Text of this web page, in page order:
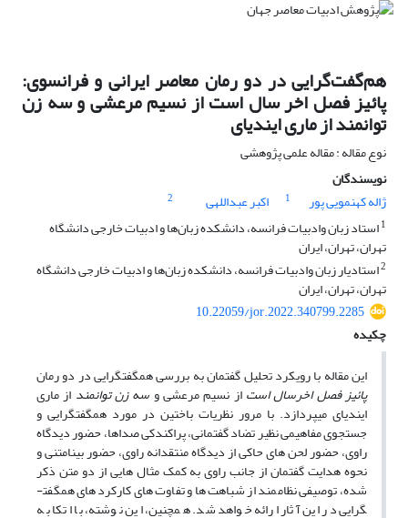
هم‌گفت‌گرایی در دو رمان معاصر ایرانی و فرانسوی:
پائیز فصل اخر سال است از نسیم مرعشی و سه زن
توانمند از ماری ایندیای
نوع مقاله : مقاله علمی پژوهشی
نویسندگان
ژاله کهنمویی پور
1 اکبر عبداللهی
2
1استاد زبان وادبیات فرانسه، دانشکده زبان‌ها و ادبیات خارجی دانشگاه
تهران، تهران، ایران
2استادیار زبان وادبیات فرانسه، دانشکده زبان‌ها و ادبیات خارجی دانشگاه
تهران، تهران، ایران
10.22059/jor.2022.340799.2285
چکیده
این مقاله با رویکرد تحلیل گفتمان به بررسی هم­گفت­گرایی در دو رمان
پائیز فصل اخرسال استاز نسیم مرعشی وسه زن توانمند از ماری
ایندیای میپردازد. با مرور نظریات باختین در مورد هم­گفت­گرایی و
جستجوی مفاهیمی نظیر تضاد گفتمانی، پراکندکی صداها، حضور دیدگاه
راوی، حضور لحن های حاکی از دیدگاه منتقدانه راوی، حضور بینامتنی و
نحوه هدایت گفتمان از جانب راوی به کمک مثال هایی از دو متن ذکر
شده، توصیفی نظام­مند از شباهت ها و تفاوت های کارکرد های هم­گفت­
گرایی در این آثار ارائه خواهد شد. همچنین، این نوشته، با اتکا به